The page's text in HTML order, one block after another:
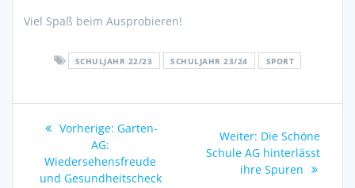
Viel Spaß beim Ausprobieren!
SCHULJAHR 22/23 SCHULJAHR 23/24 SPORT
Beitragsnavigation
Vorherige: Vorheriger
Garten-
AG:
Wiedersehensfreude
und Gesundheitscheck
Weiter: Nächster
Beitrag:
Die Schöne
Schule AG hinterlässt
ihre Spuren